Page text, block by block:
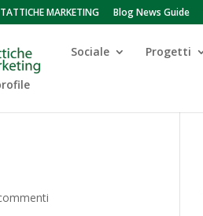
MARKETING Blog News Guide
Sociale Progetti